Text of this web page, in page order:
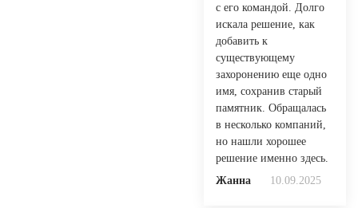
с его командой. Долго
искала решение, как
добавить к
существующему
захоронению еще одно
имя, сохранив старый
памятник. Обращалась
в несколько компаний,
но нашли хорошее
решение именно здесь.
Жанна
10.09.2025